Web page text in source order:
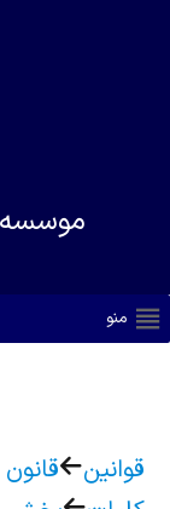
منو
قوانین